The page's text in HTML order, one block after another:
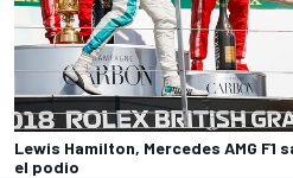
Lewis Hamilton, Mercedes AMG F1
el podio